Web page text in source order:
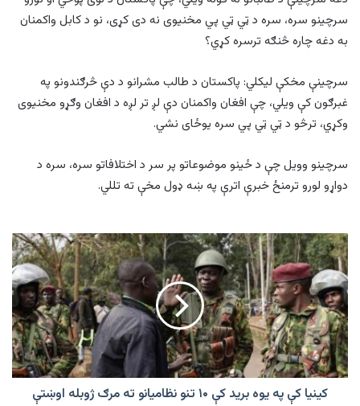
سرچینو سره، سره د ټي ټي پي مخنیوی نه دی کړی، نو د کابل واکمنان
به دغه چاره څنګه ترسره کړي؟
سرچینې مخکې لیکلي: پاکستان د طالب مشرانو د دې څرګندونو په
غبرګون کې ویلي، چې افغان واکمنان دې لږ تر لږه د افغان وګړو مخنیوی
وکړي، ترڅو د ټي ټي پي سره یوځای نشي.
سرچینو وویل چې د ځینو موضوعاتو پر سر د اختلافاتو سره، سره د
دواړو لورو ترمنځ خبرې اترې په ښه ډول مخې ته تللي.
کینیا
کې
په
یوه
برید
کې
۱۰
تنو
نظامیانو
کینیا کې په یوه برید کې ۱۰ تنو نظامیانو ته مرګ ژوبله اوښتې